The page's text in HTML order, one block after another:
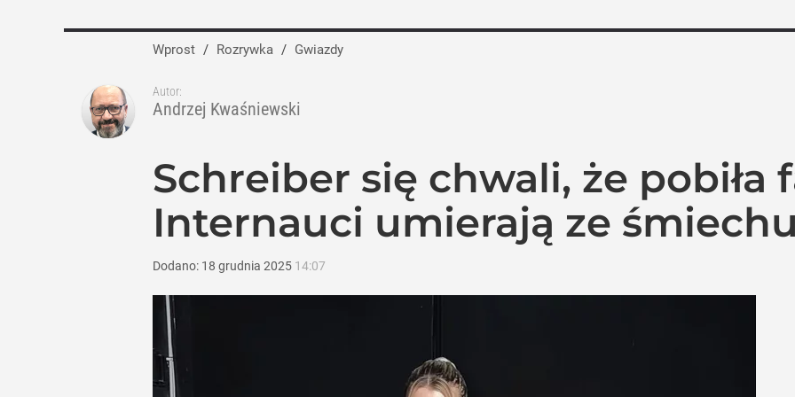
Wprost / Rozrywka / Gwiazdy
Autor:
Andrzej Kwaśniewski
Schreiber się chwali, że pobiła
Internauci umierają ze śmiechu
Dodano: 18 grudnia 2025 14:07